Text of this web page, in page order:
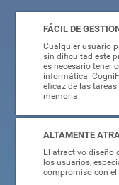
FÁCIL DE
Cualquier usuario
sin dificultad este
es necesario tener
informática.
eficaz de las
memoria.
ALTAMENTE
El atractivo diseño
los usuarios,
compromiso con el